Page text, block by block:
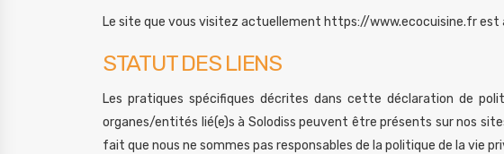
Le site que vous visitez actuellement https://www.ecocuisine.fr est
STATUT DES LIENS
Les pratiques spécifiques décrites dans cette déclaration de
organes/entités lié(e)s à Solodiss peuvent être présents sur nos
fait que nous ne sommes pas responsables de la politique de la vie